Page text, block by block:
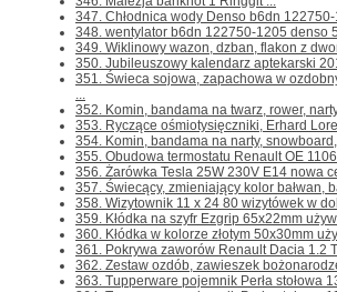
347. Chłodnica wody Denso b6dn
348. wentylator b6dn 122750-1205 denso
349. Wiklinowy wazon, dzban, flakon z
350. Jubileuszowy kalendarz aptekarski
351. Świeca sojowa, zapachowa w
...
352. Komin, bandama na twarz, rower,
353. Ryczące ośmiotysięczniki, Erhard
354. Komin, bandama na narty,
355. Obudowa termostatu Renault OE
356. Żarówka Tesla 25W 230V E14 nowa
357. Świecący, zmieniający kolor bałwan,
358. Wizytownik 11 x 24 80 wizytówek w
359. Kłódka na szyfr Ezgrip 65x22mm
360. Kłódka w kolorze złotym 50x30mm
361. Pokrywa zaworów Renault Dacia 1.2
362. Zestaw ozdób, zawieszek
363. Tupperware pojemnik Perła stołowa